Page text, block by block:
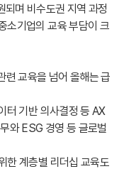
며 비수도권 지역 과정
소기업의 교육 부담이 크
련 교육을 넘어 올해는 급
터 기반 의사결정 등 AX
와 ESG 경영 등 글로벌
한 계층별 리더십 교육도